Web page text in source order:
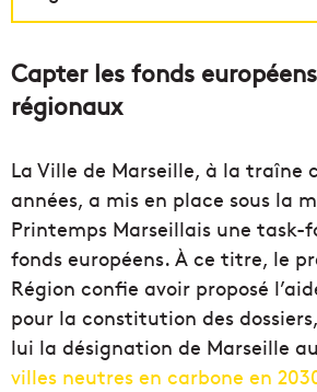
Capter les fonds
régionaux
La Ville de Marseille, à la traîne c
années, a mis en place sous la
Printemps Marseillais une task-
fonds européens. À ce titre, le
Région confie avoir proposé
pour la constitution des
lui la désignation de Marseille
villes neutres en carbone en